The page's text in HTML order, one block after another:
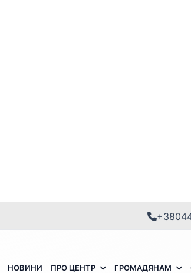
НОВИНИ ПРО ЦЕНТР ГРОМАДЯНАМ